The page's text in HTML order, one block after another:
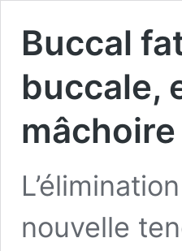
Buccal
buccale,
mâchoire
nouvelle